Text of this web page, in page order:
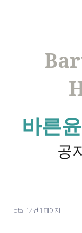
바른
공
Total 17건 1 페이지